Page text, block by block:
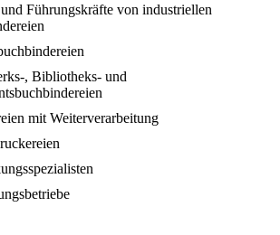
Führungskräfte von industriellen
, Bibliotheks- und
mit Weiterverarbeitung